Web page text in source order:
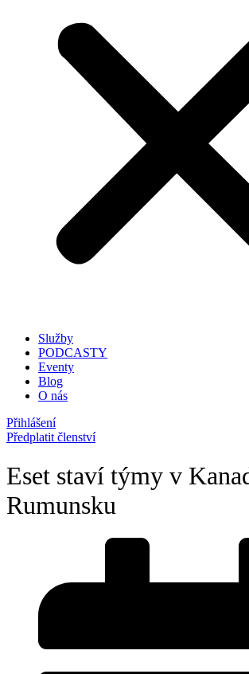
Služby
PODCASTY
Eventy
Blog
O nás
Přihlášení
Předplatit členství
Eset staví týmy v
Rumunsku